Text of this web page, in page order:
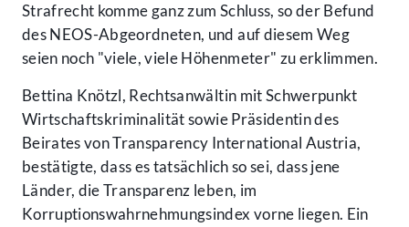
Strafrecht komme ganz zum Schluss, so der Befund
des NEOS-Abgeordneten, und auf diesem Weg
seien noch "viele, viele Höhenmeter" zu erklimmen.
Bettina Knötzl, Rechtsanwältin mit Schwerpunkt
Wirtschaftskriminalität sowie Präsidentin des
Beirates von Transparency International Austria,
bestätigte, dass es tatsächlich so sei, dass jene
Länder, die Transparenz leben, im
Korruptionswahrnehmungsindex vorne liegen. Ein